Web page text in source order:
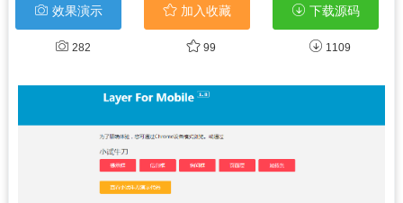
效果演示
282
加入收藏
99
下载源码
1109